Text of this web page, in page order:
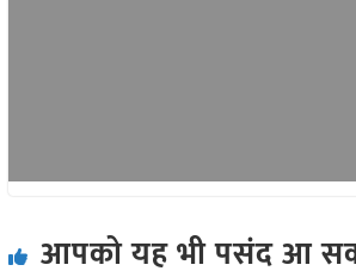
आपको यह भी पसंद आ